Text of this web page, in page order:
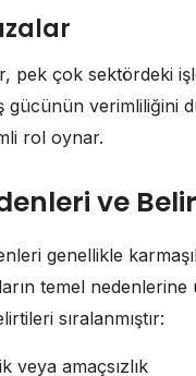
pek çok sektördeki
gücünün verimliliğini
rol oynar.
ve
genellikle
temel nedenlerine
sıralanmıştır:
veya amaçsızlık